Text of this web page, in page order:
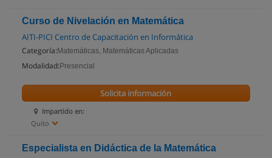
Curso de Nivelación en Matemática
AITI-PICI Centro de Capacitación en Informática
Categoría: Matemáticas, Matemáticas Aplicadas
Modalidad: Presencial
Impartido en:
Quito
Solicita información
Especialista en Didáctica de la Matemática